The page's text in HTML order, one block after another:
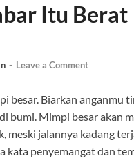
Itu Berat
- Leave a Comment
besar. Biarkan anganmu
bumi. Mimpi besar akan
meski jalannya kadang
kata penyemangat dan